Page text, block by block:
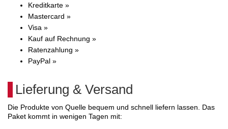
Kreditkarte »
Mastercard »
Visa »
Kauf auf Rechnung »
Ratenzahlung »
PayPal »
Lieferung & Versand
Die Produkte von Quelle bequem und schnell liefern lassen. Das
Paket kommt in wenigen Tagen mit: